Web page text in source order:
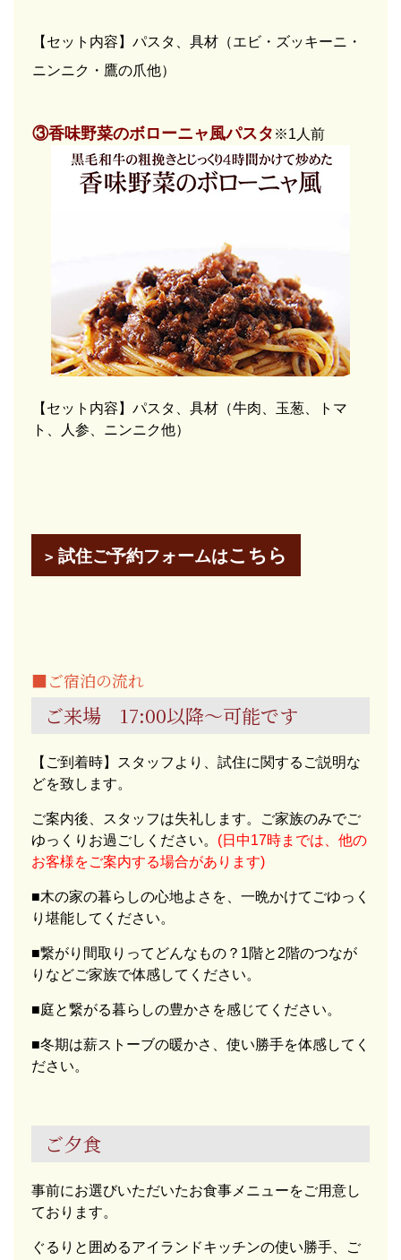
【セット内容】パスタ、具材（エビ・ズッキーニ・
ニンニク・鷹の爪他）
③香味野菜のボローニャ風パスタ ※1人前
【セット内容】パスタ、具材（牛肉、玉葱、トマ
ト、人参、ニンニク他）
試住ご予約フォームはこちら
■ご宿泊の流れ
ご来場 17:00以降～可能です
【ご到着時】スタッフより、試住に関するご説明な
どを致します。
ご案内後、スタッフは失礼します。ご家族のみでご
ゆっくりお過ごしください。 (日中17時までは、他の
お客様をご案内する場合があります)
■木の家の暮らしの心地よさを、一晩かけてごゆっく
り堪能してください。
■繋がり間取りってどんなもの？1階と2階のつなが
りなどご家族で体感してください。
■庭と繋がる暮らしの豊かさを感じてください。
■冬期は薪ストーブの暖かさ、使い勝手を体感してく
ださい。
ご夕食
事前にお選びいただいたお食事メニューをご用意し
ております。
ぐるりと囲めるアイランドキッチンの使い勝手、ご